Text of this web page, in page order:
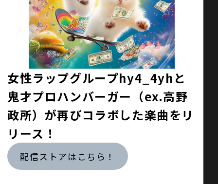
SNS
お問い合わせ
女性ラップグループhy4_4yhと
鬼才プロハンバーガー（ex.高野
政所）が再びコラボした楽曲をリ
リース！
配信ストアはこちら！